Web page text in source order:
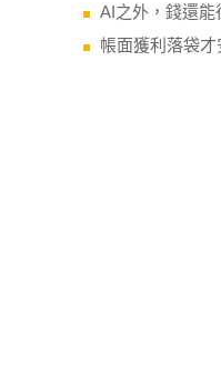
AI之外，錢還能
帳面獲利落袋